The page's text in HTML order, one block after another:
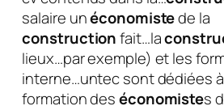
salaire unéconomistede la
constructionfait…la
lieux…par exemple) et les
interne…untec sont dédiées
formation deséconomistes